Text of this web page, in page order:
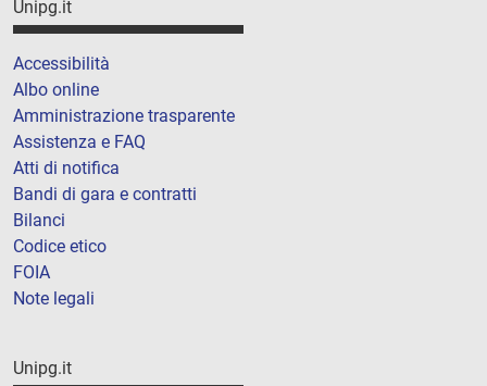
Unipg.it
Accessibilità
Albo online
Amministrazione trasparente
Assistenza e FAQ
Atti di notifica
Bandi di gara e contratti
Bilanci
Codice etico
FOIA
Note legali
Unipg.it